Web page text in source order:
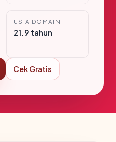
USIA DOMAIN
21.9 tahun
Cek Gratis